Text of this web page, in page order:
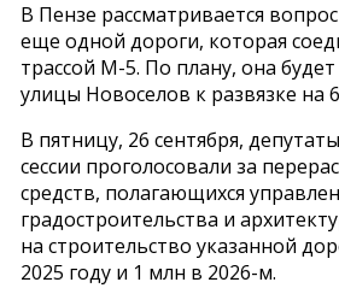
В Пензе рассматривается
еще одной дороги, которая
трассой М-5. По плану, она
улицы Новоселов к развязке на
В пятницу, 26 сентября,
сессии проголосовали за
средств, полагающихся
градостроительства и
на строительство указанной
2025 году и 1 млн в 2026-м.